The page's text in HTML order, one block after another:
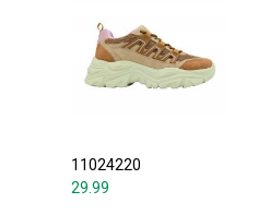
11024220
29.99